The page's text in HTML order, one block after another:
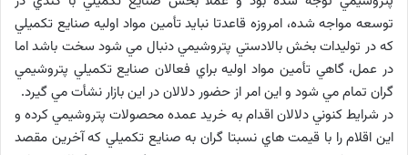
توسعه مواجه شده، امروزه قاعدتا نبايد تأمين مواد اوليه صنايع تکميلي
که در توليدات بخش بالادستي پتروشيمي دنبال مي شود سخت باشد اما
در عمل، گاهي تأمين مواد اوليه براي فعالان صنايع تکميلي پتروشيمي
گران تمام مي شود و اين امر از حضور دلالان در اين بازار نشأت مي گيرد.
در شرايط کنوني دلالان اقدام به خريد عمده محصولات پتروشيمي کرده و
اين اقلام را با قيمت هاي نسبتا گران به صنايع تکميلي که آخرين مقصد